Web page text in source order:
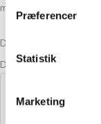
Præferencer
Statistik
Marketing
med
Din bedømmelse
Din anmeldelse